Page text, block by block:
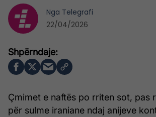
Çmimet e naftës po rriten sot, pas
për sulme iraniane ndaj anijeve
Nga Telegrafi
22/04/2026